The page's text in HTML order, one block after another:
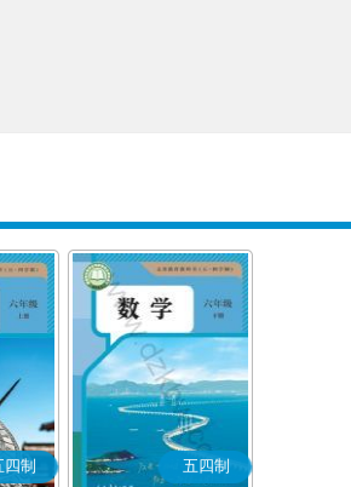
四制 五四制